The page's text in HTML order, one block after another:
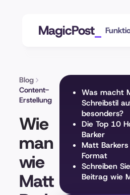
MagicPost
Blog
Content-
Erstellung
Wie
man
wie
Matt
Was macht
Schreibstil
besonders?
Die Top 10
Barker
Matt
Format
Schreiben
Beitrag wie